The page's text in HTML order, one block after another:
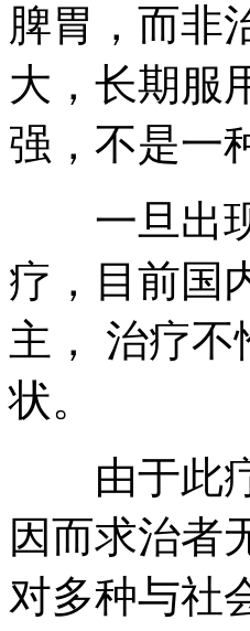
脾胃，而非
大，长期服
强，不是一
一旦出现
疗，目前国
主， 治疗
状。
由于此疗
因而求治者
对多种与社